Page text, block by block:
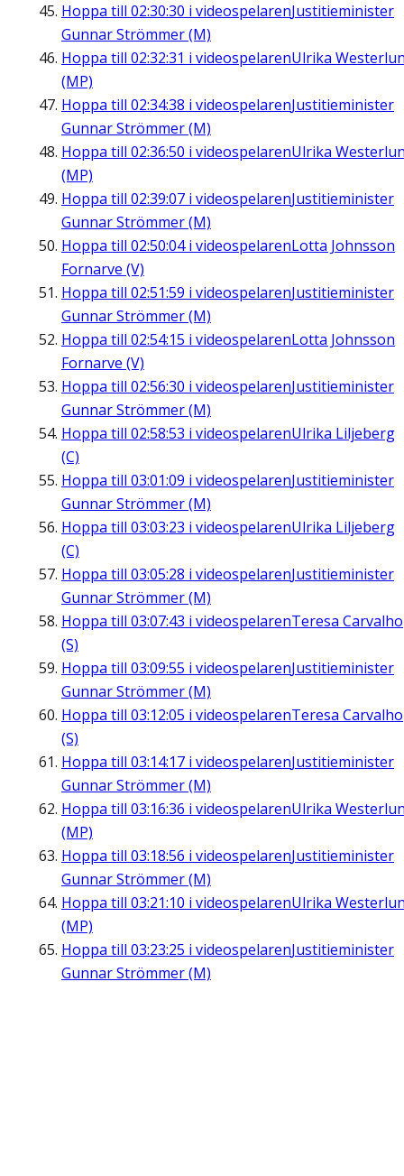
Hoppa till 02:30:30 i videospelarenJustitieminister
Gunnar Strömmer (M)
Hoppa till 02:32:31 i videospelarenUlrika
(MP)
Hoppa till 02:34:38 i videospelarenJustitieminister
Gunnar Strömmer (M)
Hoppa till 02:36:50 i videospelarenUlrika
(MP)
Hoppa till 02:39:07 i videospelarenJustitieminister
Gunnar Strömmer (M)
Hoppa till 02:50:04i videospelarenLotta Johnsson
Fornarve (V)
Hoppa till 02:51:59 i videospelarenJustitieminister
Gunnar Strömmer (M)
Hoppa till 02:54:15 i videospelarenLotta Johnsson
Fornarve (V)
Hoppa till 02:56:30 i videospelarenJustitieminister
Gunnar Strömmer (M)
Hoppa till 02:58:53 i videospelarenUlrika Liljeberg
(C)
Hoppa till 03:01:09 i videospelarenJustitieminister
Gunnar Strömmer (M)
Hoppa till 03:03:23 i videospelarenUlrika Liljeberg
(C)
Hoppa till 03:05:28 i videospelarenJustitieminister
Gunnar Strömmer (M)
Hoppa till 03:07:43 i videospelarenTeresa Carvalho
(S)
Hoppa till 03:09:55 i videospelarenJustitieminister
Gunnar Strömmer (M)
Hoppa till 03:12:05 i videospelarenTeresa Carvalho
(S)
Hoppa till 03:14:17 i videospelarenJustitieminister
Gunnar Strömmer (M)
Hoppa till 03:16:36 i videospelarenUlrika
(MP)
Hoppa till 03:18:56 i videospelarenJustitieminister
Gunnar Strömmer (M)
Hoppa till 03:21:10 i videospelarenUlrika
(MP)
Hoppa till 03:23:25 i videospelarenJustitieminister
Gunnar Strömmer (M)